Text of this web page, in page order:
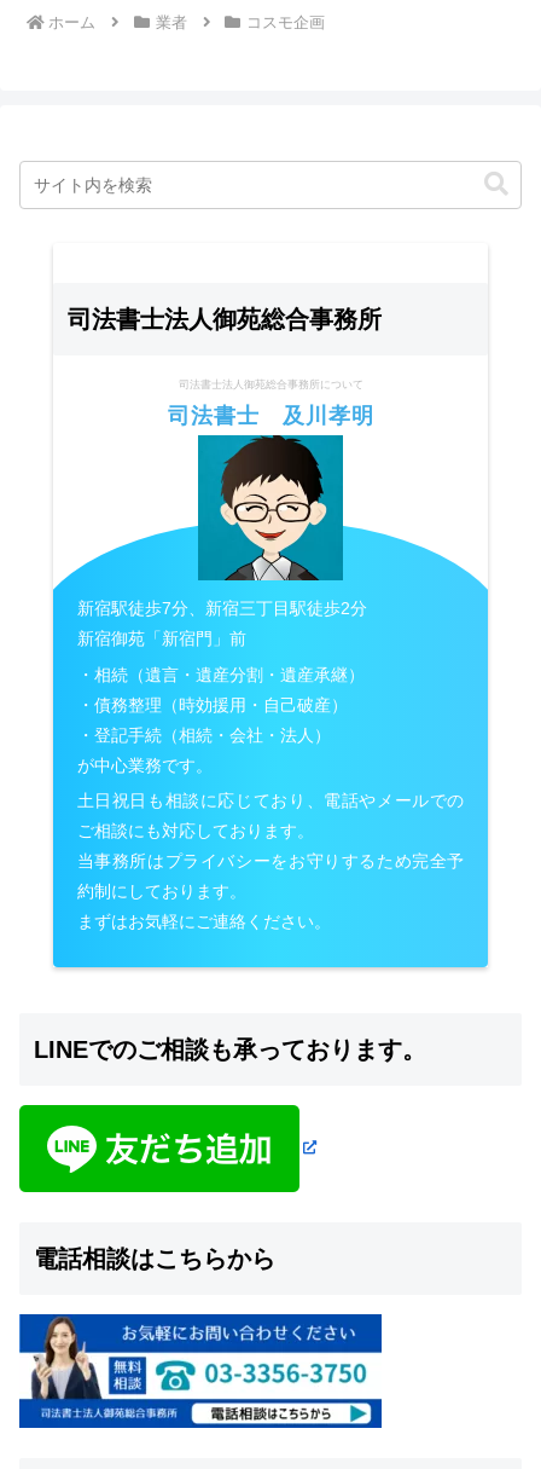
ホーム 業者 コスモ企画
司法書士法人御苑総合事務所
司法書士法人御苑総合事務所について
司法書士 及川孝明
新宿駅徒歩7分、新宿三丁目駅徒歩2分
新宿御苑「新宿門」前
・相続（遺言・遺産分割・遺産承継）
・債務整理（時効援用・自己破産）
・登記手続（相続・会社・法人）
が中心業務です。
土日祝日も相談に応じており、電話やメールでの
ご相談にも対応しております。
当事務所はプライバシーをお守りするため完全予
約制にしております。
まずはお気軽にご連絡ください。
LINEでのご相談も承っております。
電話相談はこちらから